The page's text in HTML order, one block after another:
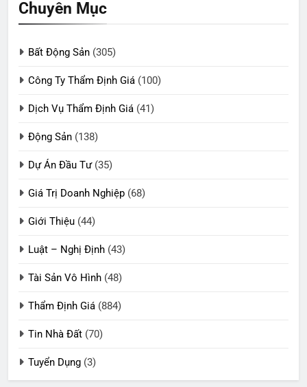
Chuyên Mục
Bất Động Sản (305)
Công Ty Thẩm Định Giá (100)
Dịch Vụ Thẩm Định Giá (41)
Động Sản (138)
Dự Án Đầu Tư(35)
Giá Trị Doanh Nghiệp (68)
Giới Thiệu (44)
Luật – Nghị Định (43)
Tài Sản Vô Hình (48)
Thẩm Định Giá (884)
Tin Nhà Đất (70)
Tuyển Dụng (3)